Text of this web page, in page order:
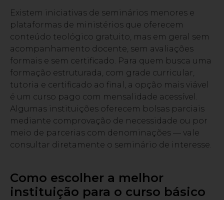
Existem iniciativas de seminários menores e
plataformas de ministérios que oferecem
conteúdo teológico gratuito, mas em geral sem
acompanhamento docente, sem avaliações
formais e sem certificado. Para quem busca uma
formação estruturada, com grade curricular,
tutoria e certificado ao final, a opção mais viável
é um curso pago com mensalidade acessível.
Algumas instituições oferecem bolsas parciais
mediante comprovação de necessidade ou por
meio de parcerias com denominações — vale
consultar diretamente o seminário de interesse.
Como escolher a melhor
instituição para o curso básico